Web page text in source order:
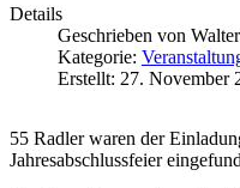
Details
Geschrieben von
Kategorie:
Erstellt: 27. November
55 Radler waren der
Jahresabschlussfeier